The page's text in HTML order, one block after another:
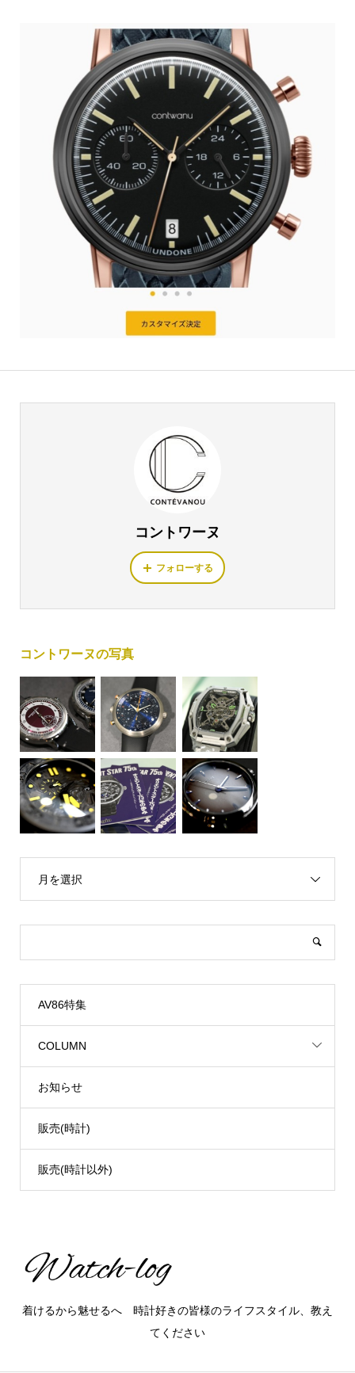
コントワーヌ
フォローする
コントワーヌの写真
月を選択
AV86特集
COLUMN
お知らせ
販売(時計)
販売(時計以外)
着けるから魅せるへ 時計好きの皆様のライフスタイル、教え
てください